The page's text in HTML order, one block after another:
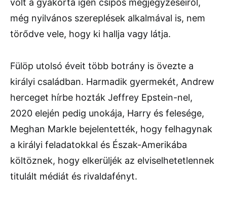
volt a gyakorta igen csípős megjegyzéseiről,
még nyilvános szereplések alkalmával is, nem
törődve vele, hogy ki hallja vagy látja.
Fülöp utolsó éveit több botrány is övezte a
királyi családban. Harmadik gyermekét, Andrew
herceget hírbe hozták Jeffrey Epstein-nel,
2020 elején pedig unokája, Harry és felesége,
Meghan Markle bejelentették, hogy felhagynak
a királyi feladatokkal és Észak-Amerikába
költöznek, hogy elkerüljék az elviselhetetlennek
titulált médiát és rivaldafényt.